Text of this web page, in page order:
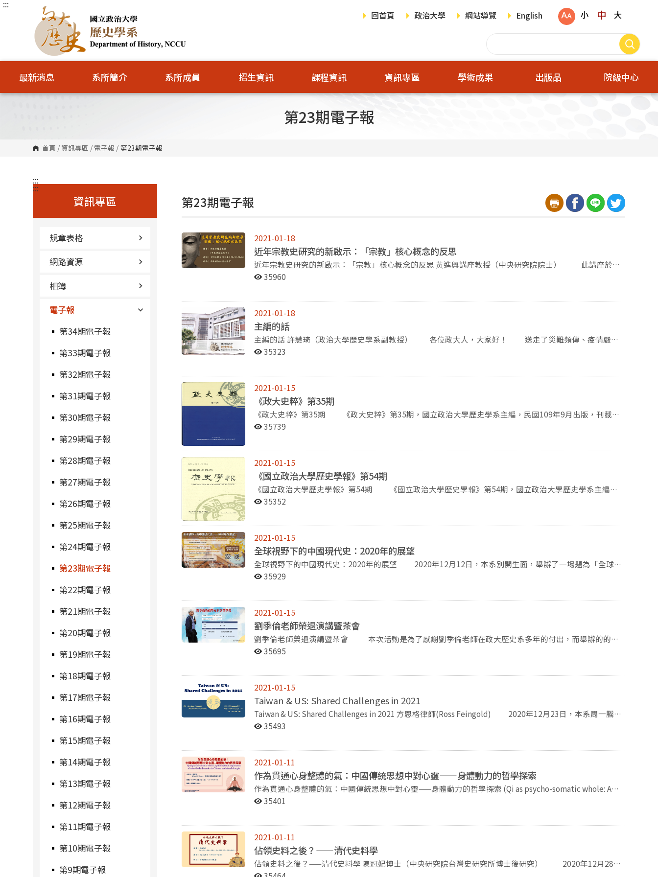
跳
塊
:::
回首頁
政治大學 網站導覽 English 小 中 大
最新消息 系所簡介 系所成員 招生資訊 課程資訊 資訊專區 學術成果 出版品 院級中心
第23期電子報
首頁 / 資訊專區 / 電子報 / 第23期電子報
:::
資訊專區
規章表格
網路資源
相簿
電子報
第34期電子報
第33期電子報
第32期電子報
第31期電子報
第30期電子報
第29期電子報
第28期電子報
第27期電子報
第26期電子報
第25期電子報
第24期電子報
第23期電子報
第22期電子報
第21期電子報
第20期電子報
第19期電子報
第18期電子報
第17期電子報
第16期電子報
第15期電子報
第14期電子報
第13期電子報
第12期電子報
第11期電子報
第10期電子報
第9期電子報
:::
第23期電子報
2021-01-18
近年宗教史研究的新啟示：「宗教」核心概念的反思
近年宗教史研究的新啟示：「宗教」核心概念的反思 黃進興講座教授（中央研究院院士） 此講座於
2020年12月18日舉辦，在本次演講中，黃進興院士為我們解說了儒教是否為宗教的議題。如今一般人不再
何事物時，都是因為在心裡已有一概念。因此儒教雖與基督教、佛教等宗教不同，但他們彼此之間仍有一些
相似性，所以屬於宗教的範疇中。 接著講者則從各方面來判斷儒家是否為宗教。首先是關於儒生的自
我認同。可以發現在明代以前，程朱學派的儒生認為自己是「儒教信徒」，受「孔子戒」，一般士人則無此
限制。若從經典的存在來判斷是否為宗教，講者認為儒教的經典性非常淡薄，因為在四書五經中找不到關於
通民眾亦不習慣至孔廟祈願。又就儀式而言，在祭孔典禮中的八佾舞，只有曲阜孔廟和位於首都的孔廟才可
以跳，其他地區的孔廟跳的是六佾舞。不過現今儀式的正確性已不再是重點關注的議題，反而受現實與政治
的考量居多。最後黃院士並沒有給出儒教是否為宗教的判斷，只有大略提示聽眾，會去拜孔廟者不一定是儒
教的信徒，反而可能是三教合一（儒釋道）的信徒。對於該現象，講者認為這顯示出儒教已被歸類為民間信
35960
2021-01-18
主編的話
主編的話 許慧琦（政治大學歷史學系副教授） 各位政大人，大家好！ 送走了災難頻傳、疫情嚴重
的2020年，全球抱著審慎樂觀的態度，迎接與看望2021年。在過去這個學期，系上仍積極努力地舉辦了許
子的社會責任感及人文關懷，與我們分享了既宏觀又深沉、且發人省思的近代文化發展啟示錄。當晚的聚
餐，席開兩桌，不同世代的老師們齊聚一堂，既感謝季倫老師對本系的諸多貢獻，也共同期待新的一年系上
更順遂的發展。 關於系上的學生與系友活動，過去這學期有以大航海為主題的109年度包種茶節，還有
12月5日的文化盃合唱比賽，系上的自選曲是「如果明天就是下一生」。12月10日舉行的系友座談會，邀請
包括11月3日，邀請中央研究院歷史語言研究所兼任研究員黃寬重教授，以「古為今用：治南宋史五十年心
得」之題，分享個人治史經驗談。11月27日，請來清華大學通識教育中心助理教授梅韻秋老師，與大家談
「紀遊兼述史：清代傳記體名勝圖」，講述她處理視覺史料的方法。「張廣達院士對當代中國史的反思」系
列講座，則邀請張院士作了三場演講，分別是（12月4日）「早年的發蒙（1931-1949）」、（12月10日）
「思想的改造（1949~1957）」、與（12月15日）「第三講：逆境中求生（1957~1958）」。系上也在12
UCLA歷史系教授郭安瑞（Andrea S. Goldman），進行題目為「嘉慶二十三年的《八朝珠》：一本「微不足
道」的手抄崑弋劇」的演講。 在系學會主辦的「史粹論壇」部分，首先，10月22日，請來國立臺北大
學歷史學系褚縈瑩助理教授，演講「美洲飲食文化與帝國框架下的物質交流」。第二場在12月16日，請的
是台大歷史系教授秦曼儀，講題為「法國沙龍文化：從路易十四到哲士的世紀」。第三場在12月24日，由
本校中文系鄭文惠教授為大家演說「大數據時代的史家技藝：近代思想觀念與大歷史結構」。 政大歷
12月18日，請來學術交流基金會執行長那原道（Randall Nadeau）演說「作為貫通心身體整的氣：中國傳
統思想中對心靈⸺身體動力的哲學探索」。 此外，本系幾位老師，分別邀請了幾位與其課程有關的
專家學者，與學生分享其專業學識。其中，包括周一騰老師12月23日的美國史課堂，邀請了現任華府國際
顧問公司資深顧問方恩格律師(Ross Feingold)演講「Taiwan & US: Shared Challenges in 2021」（臺灣與
美國2021年共同面臨的挑戰）。12月22日，仁姿老師邀到本校社會系鄭力軒副教授，以「水清無魚：台灣
「臺灣史」課程，邀請現任中研院台史研究所博士後的陳冠妃博士，演講「佔領史料之後？--清代史料
學」。仁姿老師也邀請到生祥樂隊作詞人鍾永豐先生，在她的課程中為學生演講「餐桌上的記憶人類學—
「野蓮出庄的田野過程」。 在系所出版品方面，則有《國立政治大學歷史學報》第54期，以及屆滿二
十周年的《政大史粹》第35期雙雙出版。 以上這些活動，都有勞系上的主辦老師、助教、承辦人員、
學生各方的用心與配合，才能一一順利舉行，圓滿落幕，在此深為感謝。也請大家不要錯過如此多采多姿的
回顧內容！ 目前全球疫情仍未消除，寒冬天冷也應注意保暖。希望各位師長、系友、校友，平安健
35323
2021-01-15
《政大史粹》第35期
《政大史粹》第35期 《政大史粹》第35期，國立政治大學歷史學系主編，民國109年9月出版，刊載論
文 8 篇，內容收錄：〈明嘉萬時期倭寇議論中的胡惟庸通倭〉(屠德欣)、〈清順治至乾隆朝多爾袞形象的轉
〈「民主聖地」？一個臺灣民主化論述的考察〉(吳健榮) 《政大史粹》第35期出版囉！本刊創刊於
1999年，是一份專屬於研究生的刊物，到今年，正好滿二十週年。二十年間，承蒙眾多學友賜稿、師長審
查與編輯群的努力，才能締造今天的成就。本期一共收錄了八篇論文，時間從明代到現代，主題包含中國
史、世界史與臺灣史，篇篇精彩。實體書可向本系洽詢，亦可利用華藝線上圖書館，閱讀所有文章。誠如創
續賜稿《政大史粹》。
35739
2021-01-15
《國立政治大學歷史學報》第54期
《國立政治大學歷史學報》第54期 《國立政治大學歷史學報》第54期，國立政治大學歷史學系主編，
民國109年11月出版，刊載論文4篇、書評1篇，內容收錄：〈王船山的歷史觀：從目的論觀點的討論〉(陳
35352
2021-01-15
全球視野下的中國現代史：2020年的展望
全球視野下的中國現代史：2020年的展望 2020年12月12日，本系別開生面，舉辦了一場題為「全球視
野下的中國現代史——2020年的展望」線上工作坊。會上由即將於今年二月正式到任的倪墨杰(Jack Maren
人數達百餘人之多，足見講題受人注目，亦展現本系在相關領域的研究能量。 第一位講者郭旭光，著
有Making it Count: Statistics and Statecraft in the Early People’s Republic of China(《算數：共和國早
期的統計學與國家治理》)一書。首先，他提出了中華人民共和國早期統計圖像的兩個特色。一是中國乃一
缺乏準確性的國家，中國的統計惡名昭彰；一是中共於1959年出版的《偉大的十年》，記錄了中國在經濟
立新的統計學。」新的統計學要統計什麼？如何統計？在當時引起了廣泛的討論。新時代的統計，人類學是
主要的參考學科，其態度則是詳細且隨機進行調查。中共建國初期的統計工作，主要在建立全面而定期的統
計報表制度，頻率分成每年、每半年、每季、每月，每旬，以及普查各種，調查的方法則包含典型調查、抽
樣調查和有意調查三種。這些統計資料，為日後的五年計畫奠定了基礎。 在全面定期的統計工作中，
從首都北京，到各省、各縣，以及鄉村合作社，層層合作。最底層的鄉村合作社高達75萬個，參與統計的
是這項工作的重點。 在演講的尾聲，郭旭光還指出，中國與印度之間，曾透過學者互訪與討論，進行
過統計學方面的交流。 譚吉娜的演講著眼於其發表在Dialect and Nationalism in China, 1860-
1960(《中國方言與民族主義，1860-1960年》)中的研究成果。她以什麼能代表中國的語言開場，進而討論
雖然普通話是中國的國語，但還是有很多地方不常使用普通話。接著，她從兩條敘事線，和三個不同時期的
故事來討論中國的「國語」。這兩條敘事線，一條是有著同樣語言、同質性高的中華民族，另一條則是多語
普通話推廣，以及如何政治化的問題。就方言的概念而言，不同時期的人，看法並不一致。章太炎認為方言
是時空膠囊，保存了古代語言的特點；讀音統一籌備會認為方言是漢語多元下的產物；部分語言學家認為方
言是漢語的分支等。中共在普通話制度建立以後，儘管在部分正式場合推廣，但在非正式場合或是私底下的
場合，仍然廣泛使用方言。直到1958年的大躍進運動時，使用方言才被視為反革命的行為。最後，譚吉娜
35929
2021-01-15
劉季倫老師榮退演講暨茶會
劉季倫老師榮退演講暨茶會 本次活動是為了感謝劉季倫老師在政大歷史系多年的付出，而舉辦的的榮
退演講與茶會，演講題目是「史學家的職業傷害」。 在演講當中，老師大略的爬梳與反省人類現今社
奴役，而採行民主制度也不等同於能夠消滅不平等或貧富差距擴大的危機。而且在當前的社會，許多知識份
子更發現即使我們有了民主，有了資本主義等等，更多危機仍然不斷產生。然而與過去相比，我們目前卻是
完全沒有辦法來處理這些危機。 對於這些問題與危機，老師認為史學家最重要的任務就是將這些事實
指出來，以免大眾受到蒙蔽與誤導。同時也應該盡力試著解決這些問題。但也因為如此，史學家往往必須面
因為歷史的目標、發展規律與邏輯皆不可知，預測未來也相當困難。所以他呼籲大家不是依靠希望存活，而
是要靠著勇氣活下去。 在演講的最後，季倫老師利用邵雍的元會之說，期待我們人類社會也許還有再
重來的機會，並且以此希望能與各位在場的老師與聽眾，有重逢的時候。 之後則是由文學院薛化元院
長、歷史系陳秀芬主任致詞。兩位老師都分享了關於季倫老師的許多趣事。接著致贈禮物與花束，並開放在
場聽眾進行發言，閻沁恆老師、孫鐵剛老師、徐泓老師、崔國瑜老師、學生黃彥儒等都有發言。在最後大合
35695
2021-01-15
Taiwan & US: Shared Challenges in 2021
Taiwan & US: Shared Challenges in 2021 方恩格律師(Ross Feingold) 2020年12月23日，本系周一騰老
師的美國史課堂邀請了現任華府國際顧問公司資深顧問方恩格律師(Ross Feingold)演講，演講題目是臺灣
議、氣候變遷、限武談判、美國國內的黨派關係、美國總統大選等，透過深入淺出各項議題，帶領學生關心
當前的國際大事以及世界的脈動。
35493
2021-01-11
作為貫通心身整體的氣：中國傳統思想中對心靈——身體動力的哲學探索
作為貫通心身整體的氣：中國傳統思想中對心靈——身體動力的哲學探索 (Qi as psycho-somatic whole: A
philosophical exploration of mind-body dynamics in Chinese traditional thought) 那原道(Randall
源。他提出在先秦，氣出現在許多不同的文獻中，例如《莊子》、《論語》、《春秋傳》、《淮南子》等，
其中以道家的書籍出現最多。那原道博士接著以《淮南子》的說法延伸，說明氣與道、渾沌、陰陽的關係。
渾沌，意為最初的原始狀態；陰陽，可再細分為陰氣與陽氣；道，則為陰陽調和。調和的陰陽，也等同於
氣。講完理論，那原道博士接著將範圍放大，說明魂魄與陰陽的關聯。魂魄可分為三魂與七魄，魂會前往天
35401
2021-01-11
佔領史料之後？——清代史料學
佔領史料之後？——清代史料學 陳冠妃博士（中央研究院台灣史研究所博士後研究） 2020年12月28
日，本系黃仁姿老師的臺灣史課程邀請在中央研究院台灣史研究所博士後研究的陳冠妃博士到本系進行演